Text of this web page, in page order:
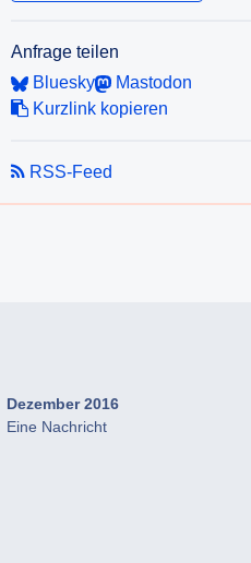
Anfrage teilen
Bluesky
Mastodon
Kurzlink kopieren
RSS-Feed
Dezember 2016
Eine Nachricht